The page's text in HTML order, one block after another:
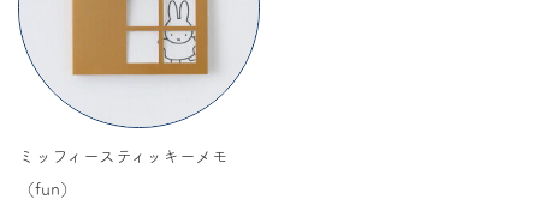
ミッフィースティッキーメモ
（fun）